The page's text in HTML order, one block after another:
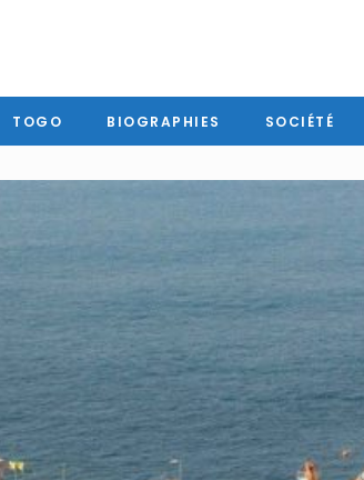
TOGO BIOGRAPHIES SOCIÉTÉ